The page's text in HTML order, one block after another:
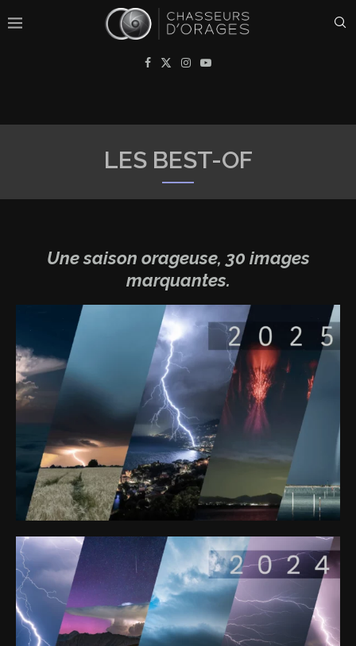
LES BEST-OF
Une saison orageuse, 30 images
marquantes.